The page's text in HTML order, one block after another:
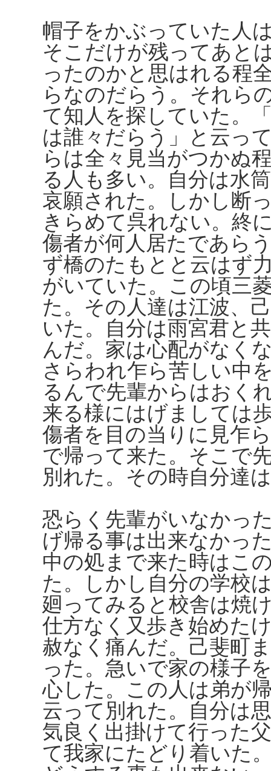
帽子をかぶっていた人
そこだけが残ってあと
ったのかと思はれる程
らなのだらう。それら
て知人を探していた。
は誰々だらう」と云っ
らは全々見当がつかぬ
る人も多い。自分は水
哀願された。しかし断
きらめて呉れない。終
傷者が何人居たであら
ず橋のたもとと云はず
がいていた。この頃三
た。その人達は江波、
いた。自分は雨宮君と
んだ。家は心配がなく
さらわれ乍ら苦しい中
るんで先輩からはおく
来る様にはげましては
傷者を目の当りに見乍
で帰って来た。そこで
別れた。その時自分達
恐らく先輩がいなかっ
げ帰る事は出来なかっ
中の処まで来た時はこ
た。しかし自分の学校
廻ってみると校舎は焼
仕方なく又歩き始めた
赦なく痛んだ。己斐町
った。急いで家の様子
心した。この人は弟が
云って別れた。自分は
気良く出掛けて行った
て我家にたどり着いた